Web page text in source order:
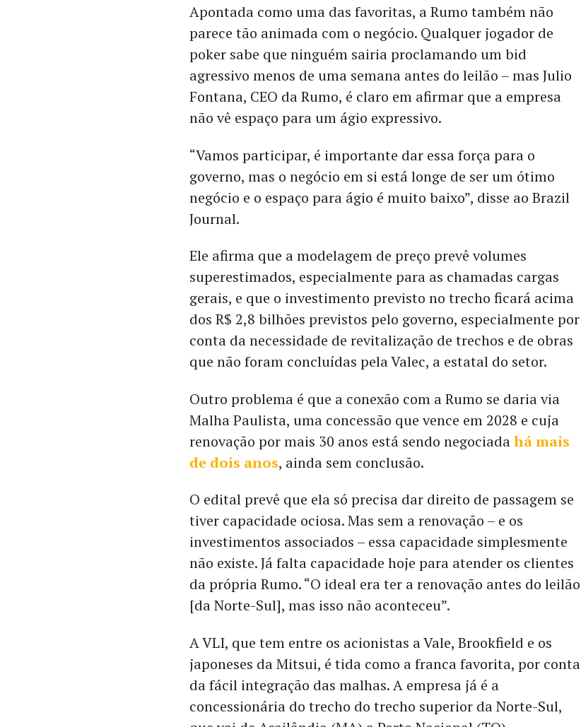
Apontada como uma das favoritas, a Rumo também não
parece tão animada com o negócio. Qualquer jogador de
poker sabe que ninguém sairia proclamando um bid
agressivo menos de uma semana antes do leilão – mas Julio
Fontana, CEO da Rumo, é claro em afirmar que a empresa
não vê espaço para um ágio expressivo.
“Vamos participar, é importante dar essa força para o
governo, mas o negócio em si está longe de ser um ótimo
negócio e o espaço para ágio é muito baixo”, disse ao Brazil
Journal.
Ele afirma que a modelagem de preço prevê volumes
superestimados, especialmente para as chamadas cargas
gerais, e que o investimento previsto no trecho ficará acima
dos R$ 2,8 bilhões previstos pelo governo, especialmente por
conta da necessidade de revitalização de trechos e de obras
que não foram concluídas pela Valec, a estatal do setor.
Outro problema é que a conexão com a Rumo se daria via
Malha Paulista, uma concessão que vence em 2028 e cuja
renovação por mais 30 anos está sendo negociadahá mais
de dois anos, ainda sem conclusão.
O edital prevê que ela só precisa dar direito de passagem se
tiver capacidade ociosa. Mas sem a renovação – e os
investimentos associados – essa capacidade simplesmente
não existe. Já falta capacidade hoje para atender os clientes
da própria Rumo. “O ideal era ter a renovação antes do leilão
[da Norte-Sul], mas isso não aconteceu”.
A VLI, que tem entre os acionistas a Vale, Brookfield e os
japoneses da Mitsui, é tida como a franca favorita, por conta
da fácil integração das malhas. A empresa já é a
concessionária do trecho do trecho superior da Norte-Sul,